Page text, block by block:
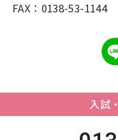
FAX：0138-53-1144
入試